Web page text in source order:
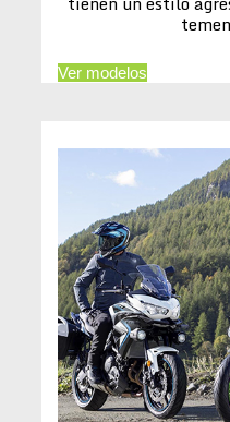
Ver modelos